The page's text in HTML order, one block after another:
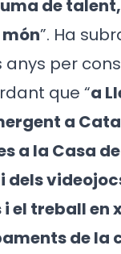
de
”. Ha
per
que “a
a
a la Casa
dels
el treball en
de la